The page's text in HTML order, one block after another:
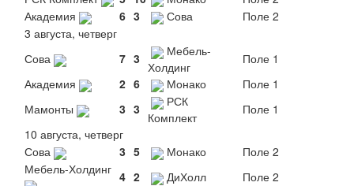
Академия
6 3 Сова
Поле 2
3 августа, четверг
Сова
7 3
Мебель-
Холдинг
Поле 1
Академия
2 6 Монако
Поле 1
Мамонты
3 3
РСК
Комплект
Поле 1
10 августа, четверг
Сова
3 5 Монако
Поле 2
Мебель-Холдинг 4 2 ДиХолл
Поле 2